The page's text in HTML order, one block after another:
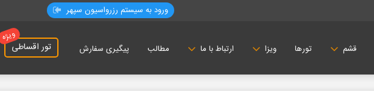
ورود به سیستم رزرواسيون سپهر
قشم تورها ویزا ارتباط با ما مطالب پیگیری سفارش تور اقساطی
ویژه